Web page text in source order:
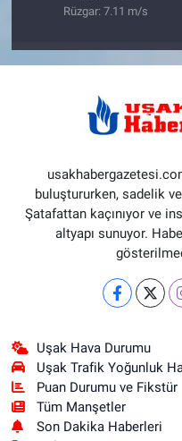
Rüzgar: 7.11 m/s
buluştururken, sadelik
Şatafattan kaçınıyor ve
altyapı sunuyor.
Uşak Hava Durumu
Uşak Trafik Yoğunluk
Puan Durumu ve Fikstür
Tüm Manşetler
Son Dakika Haberleri